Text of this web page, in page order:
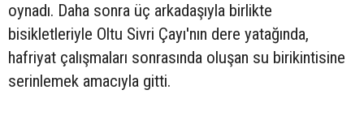
oynadı. Daha sonra üç arkadaşıyla birlikte
bisikletleriyle Oltu Sivri Çayı'nın dere yatağında,
hafriyat çalışmaları sonrasında oluşan su birikintisine
serinlemek amacıyla gitti.